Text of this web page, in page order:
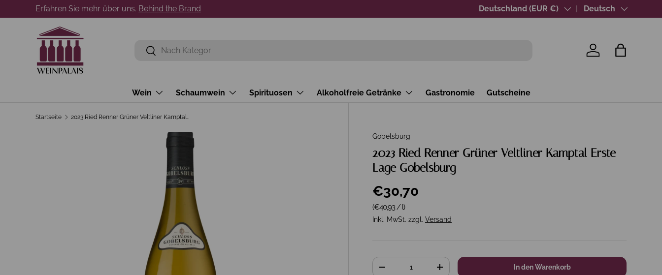
Direkt zum Inhalt
Erfahren Sie mehr über uns. Behind the Brand Über 40 Jahre Wein-Expertise
Land/Region
Deutschland (EUR €) SpracheDeutsch
Suchen
Suchen
Einloggen
Wein Schaumwein Spirituosen Alkoholfreie Getränke Gastronomie Gutscheine
Startseite 2023 Ried Renner Grüner Veltliner Kamptal Erste Lage Gobelsburg
Gobelsburg
2023 Ried Renner Grüner Veltliner Kamptal Erste
Lage Gobelsburg
€30,70
Grundpreis
(€40,93/l)
Inkl. MwSt. zzgl. Versand
Anzahl
+ In den Warenkorb